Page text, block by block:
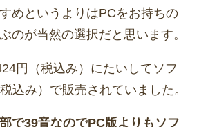
めというよりはPCをお持ちの
のが当然の選択だと思います。
円（税込み）にたいしてソフ
込み）で販売されていました。
で39音なのでPC版よりもソフ